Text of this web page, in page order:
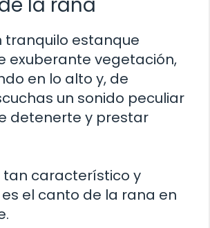
tranquilo estanque
exuberante vegetación,
en lo alto y, de
un sonido peculiar
detenerte y prestar
tan característico y
el canto de la rana en